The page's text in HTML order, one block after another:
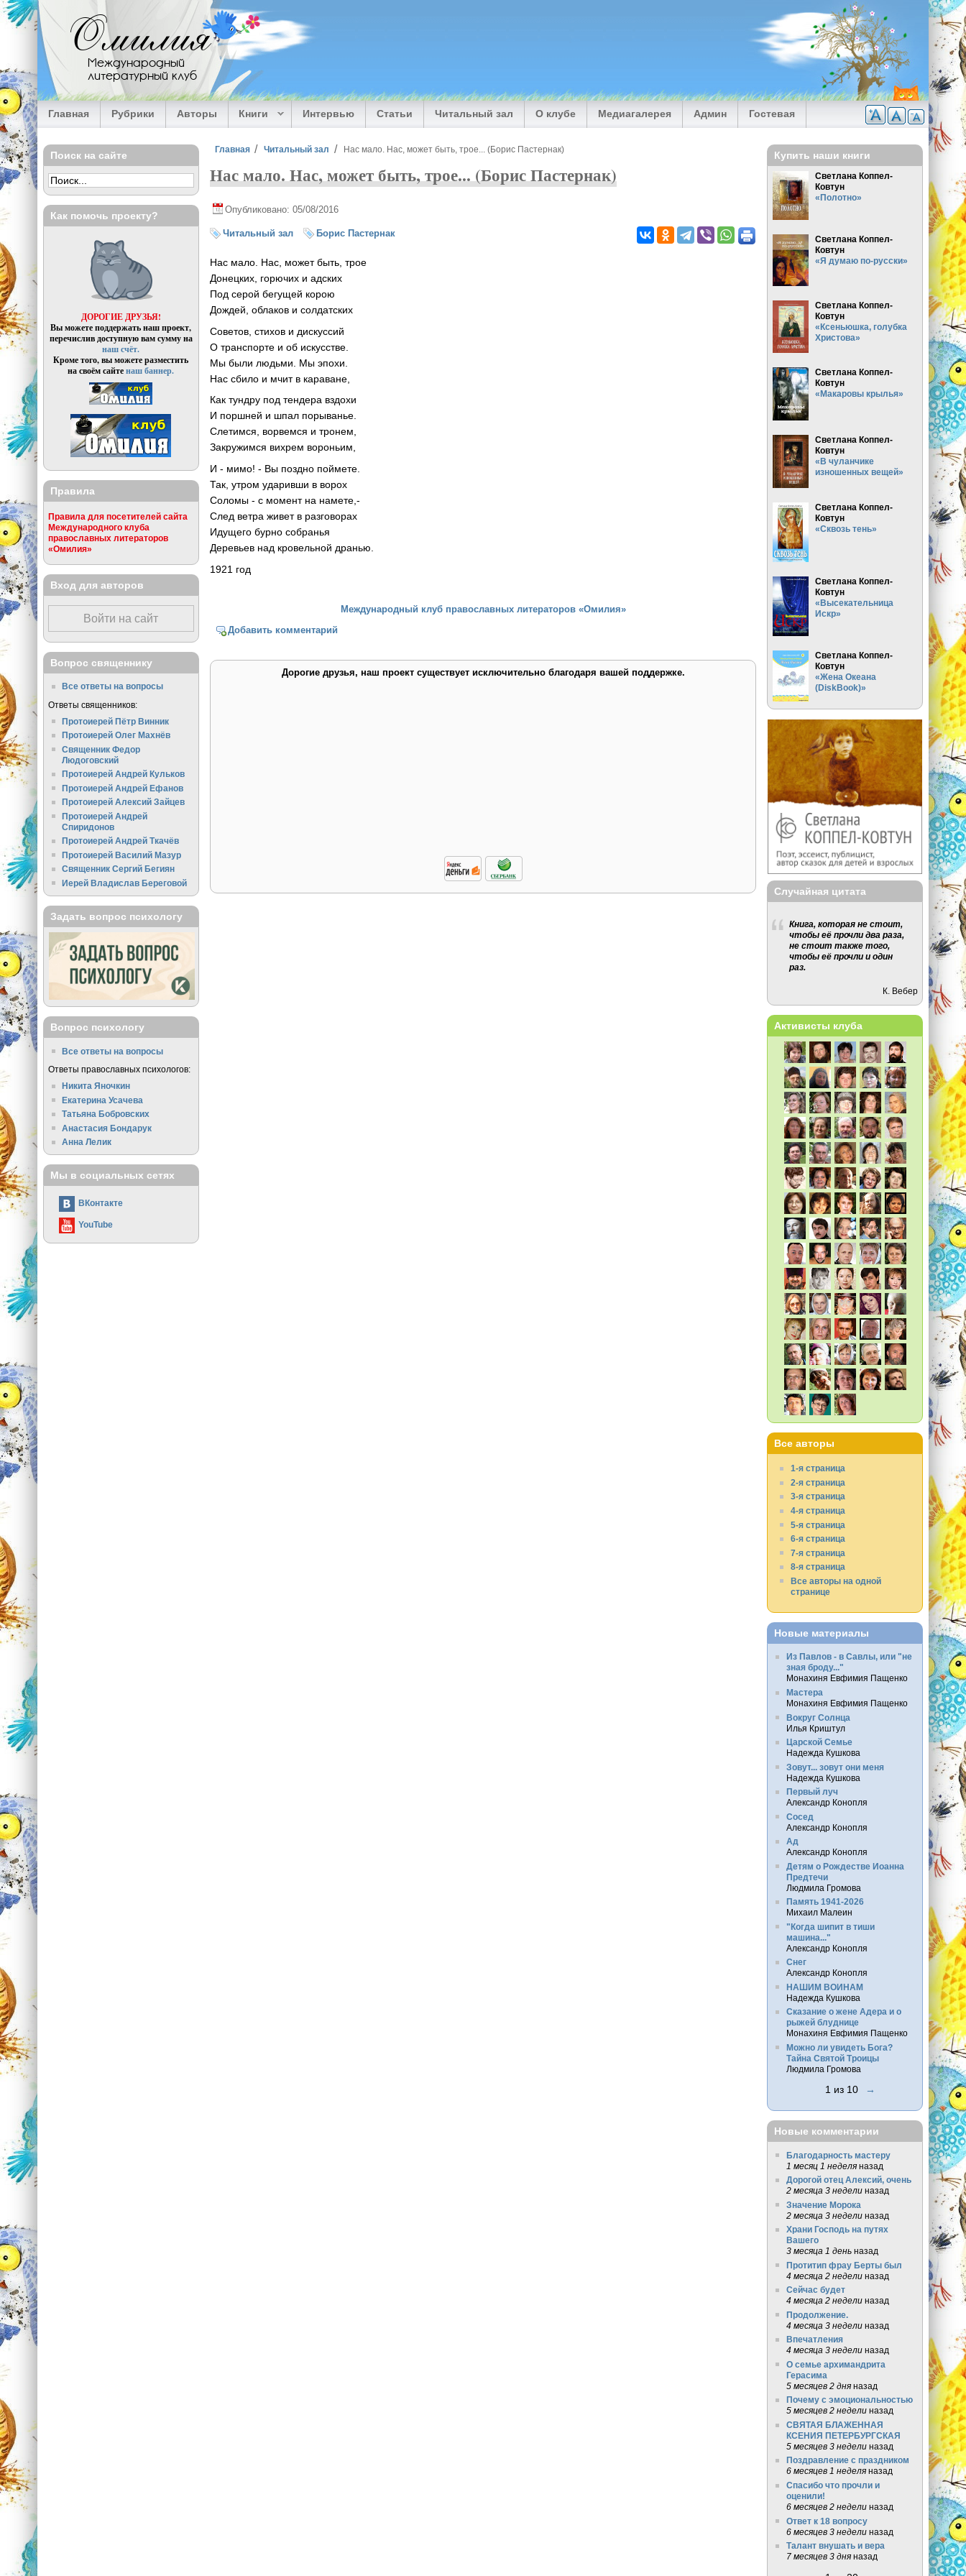
Перейти к основному содержанию
Омилия
Международный
литературный клуб
Главная Рубрики Авторы Книги Интервью Статьи Читальный зал О клубе Медиагалерея Админ Гостевая
Вы здесь
Главная Читальный зал Нас мало. Нас, может быть, трое... (Борис Пастернак)
Нас мало. Нас, может быть, трое... (Борис Пастернак)
Опубликовано: 05/08/2016
Читальный зал Борис Пастернак
Нас мало. Нас, может быть, трое
Донецких, горючих и адских
Под серой бегущей корою
Дождей, облаков и солдатских
Советов, стихов и дискуссий
О транспорте и об искусстве.
Мы были людьми. Мы эпохи.
Нас сбило и мчит в караване,
Как тундру под тендера вздохи
И поршней и шпал порыванье.
Слетимся, ворвемся и тронем,
Закружимся вихрем вороньим,
И - мимо! - Вы поздно поймете.
Так, утром ударивши в ворох
Соломы - с момент на намете,-
След ветра живет в разговорах
Идущего бурно собранья
Деревьев над кровельной дранью.
1921 год
Международный клуб православных литераторов «Омилия»
Добавить комментарий
Дорогие друзья, наш проект существует исключительно благодаря вашей поддержке.
Поиск на сайте
Как помочь проекту?
ДОРОГИЕ ДРУЗЬЯ!
Вы можете поддержать наш проект,
перечислив доступную вам сумму на
наш счёт.
Кроме того, вы можете разместить
на своём сайтенаш баннер.
Правила
Правила для посетителей сайта
Международного клуба
православных литераторов
«Омилия»
Вход для авторов
Войти на сайт
Вопрос священнику
Все ответы на вопросы
Ответы священников:
Протоиерей Пётр Винник
Протоиерей Олег Махнёв
Священник Федор
Людоговский
Протоиерей Андрей Кульков
Протоиерей Андрей Ефанов
Протоиерей Алексий Зайцев
Протоиерей Андрей
Спиридонов
Протоиерей Андрей Ткачёв
Протоиерей Василий Мазур
Священник Сергий Бегиян
Иерей Владислав Береговой
Задать вопрос психологу
Вопрос психологу
Все ответы на вопросы
Ответы православных психологов:
Никита Яночкин
Екатерина Усачева
Татьяна Бобровских
Анастасия Бондарук
Анна Лелик
Мы в социальных сетях
ВКонтакте
YouTube
Купить наши книги
Светлана Коппел-
Ковтун
«Полотно»
Светлана Коппел-
Ковтун
«Я думаю по-русски»
Светлана Коппел-
Ковтун
«Ксеньюшка, голубка
Христова»
Светлана Коппел-
Ковтун
«Макаровы крылья»
Светлана Коппел-
Ковтун
«В чуланчике
изношенных вещей»
Светлана Коппел-
Ковтун
«Сквозь тень»
Светлана Коппел-
Ковтун
«Высекательница
Искр»
Светлана Коппел-
Ковтун
«Жена Океана
(DiskBook)»
Случайная цитата
Книга, которая не стоит,
чтобы её прочли два раза,
не стоит также того,
чтобы её прочли и один
раз.
К. Вебер
Активисты клуба
Все авторы
1-я страница
2-я страница
3-я страница
4-я страница
5-я страница
6-я страница
7-я страница
8-я страница
Все авторы на одной
странице
Новые материалы
Из Павлов - в Савлы, или "не
зная броду..."
Монахиня Евфимия Пащенко
Мастера
Монахиня Евфимия Пащенко
Вокруг Солнца
Илья Криштул
Царской Семье
Надежда Кушкова
Зовут... зовут они меня
Надежда Кушкова
Первый луч
Александр Конопля
Сосед
Александр Конопля
Ад
Александр Конопля
Детям о Рождестве Иоанна
Предтечи
Людмила Громова
Память 1941-2026
Михаил Малеин
"Когда шипит в тиши
машина..."
Александр Конопля
Снег
Александр Конопля
НАШИМ ВОИНАМ
Надежда Кушкова
Сказание о жене Адера и о
рыжей блуднице
Монахиня Евфимия Пащенко
Можно ли увидеть Бога?
Тайна Святой Троицы
Людмила Громова
1 из 10 →
Новые комментарии
Благодарность мастеру
1 месяц 1 неделяназад
Дорогой отец Алексий, очень
2 месяца 3 неделиназад
Значение Морока
2 месяца 3 неделиназад
Храни Господь на путях
Вашего
3 месяца 1 деньназад
Протитип фрау Берты был
4 месяца 2 неделиназад
Сейчас будет
4 месяца 2 неделиназад
Продолжение.
4 месяца 3 неделиназад
Впечатления
4 месяца 3 неделиназад
О семье архимандрита
Герасима
5 месяцев 2 дняназад
Почему с эмоциональностью
5 месяцев 2 неделиназад
СВЯТАЯ БЛАЖЕННАЯ
КСЕНИЯ ПЕТЕРБУРГСКАЯ
5 месяцев 3 неделиназад
Поздравление с праздником
6 месяцев 1 неделяназад
Спасибо что прочли и
оценили!
6 месяцев 2 неделиназад
Ответ к 18 вопросу
6 месяцев 3 неделиназад
Талант внушать и вера
7 месяцев 3 дняназад